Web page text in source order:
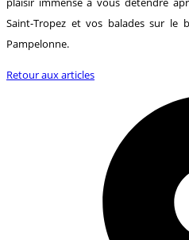
Saint-Tropez et vos balades sur le
Pampelonne.
Retour aux articles